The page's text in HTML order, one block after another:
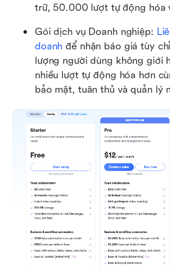
trữ, 50.000 lượt tự động hóa
Gói dịch vụ Doanh nghiệp:
doanh để nhận báo giá tùy
lượng người dùng không giới
nhiều lượt tự động hóa hơn
bảo mật, tuân thủ và quản lý